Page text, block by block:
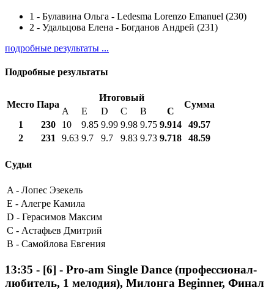
1 - Булавина Ольга - Ledesma Lorenzo Emanuel (230)
2 - Удальцова Елена - Богданов Андрей (231)
подробные результаты ...
Подробные результаты
Место Пара
Итоговый
Сумма
A E D C B
С
1
230 10 9.85 9.99 9.98 9.75 9.914
49.57
2
231 9.63 9.7 9.7 9.83 9.73 9.718 48.59
Судьи
A - Лопес Эзекель
E - Алегре Камила
D - Герасимов Максим
C - Астафьев Дмитрий
B - Самойлова Евгения
13:35 - [6] - Pro-am Single Dance (профессионал-
любитель, 1 мелодия), Милонга Beginner, Финал